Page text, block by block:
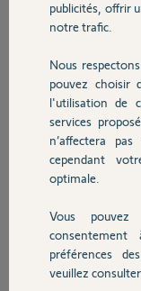
Domotique
Chauffage
Autres produits
Devis avec un
Contact
Merci,
Philippe J.
il y a environ 4
Réponses
Bonjour,
Si vous avez 8 VR
publicités, offrir
notre trafic.
Nous
pouvez choisir
l'utilisation de
services
n’affectera
cependant
optimale.
Vous
préférences
veuillez